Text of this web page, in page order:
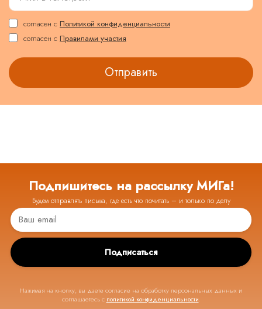
согласен с Политикой конфиденциальности
согласен с Правилами участия
Подпишитесь на рассылку МИГа!
Будем отправлять письма, где есть что почитать – и только по делу
Подписаться
Нажимая на кнопку, вы даете согласие на обработку персональных данных и
соглашаетесь с политикой конфиденциальности.